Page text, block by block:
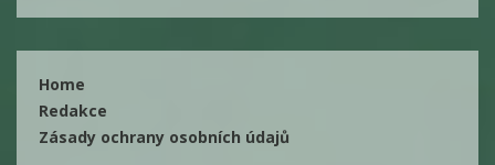
Home
Redakce
Zásady ochrany osobních údajů